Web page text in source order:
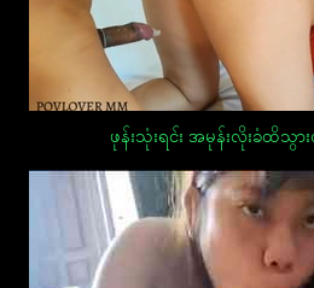
ဖုန်းသုံးရင်း အမုန်းလိုးခံထိသွာ